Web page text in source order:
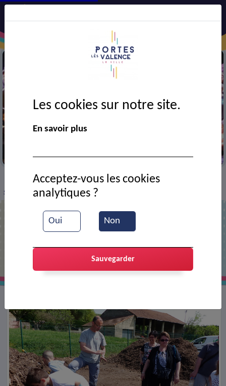
> VIE MUNICIPALE > Ressources documentaires
Semaine verte : visite d'une ruche par une école
Semaine verte : visite d'une ruche
par une école
Les cookies sur notre site.
En savoir plus
Oui Non
Acceptez-vous les cookies
analytiques ?
Sauvegarder